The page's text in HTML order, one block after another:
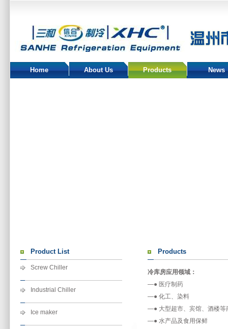
Home About Us Products News
Product List
Screw Chiller
Industrial Chiller
Ice maker
Products
冷库房应用领域：
—● 医疗制药
—● 化工、染料
—● 大型超市、宾馆、酒楼等
—● 水产品及食用保鲜